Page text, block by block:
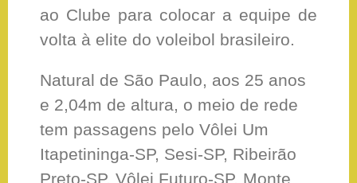
ao Clube para colocar a equipe de
volta à elite do voleibol brasileiro.
Natural de São Paulo, aos 25 anos
e 2,04m de altura, o meio de rede
tem passagens pelo Vôlei Um
Itapetininga-SP, Sesi-SP, Ribeirão
Preto-SP, Vôlei Futuro-SP, Monte